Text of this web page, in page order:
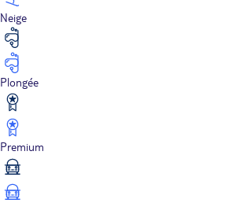
Neige
Plongée
Premium